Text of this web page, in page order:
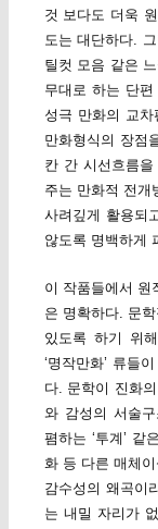
것 보다도 더욱
도는 대단하다.
틸컷 모음 같은
무대로 하는 단편
성극 만화의 교차
만화형식의 장점
칸 간 시선흐름
주는 만화적 전개
사려깊게 활용되
않도록 명백하게
이 작품들에서 원
은 명확하다. 문
있도록 하기 위
‘명작만화’ 류들
다. 문학이 진화
와 감성의 서술
폄하는 ‘투계’
화 등 다른 매체
감수성의 왜곡이
는 내밀 자리가